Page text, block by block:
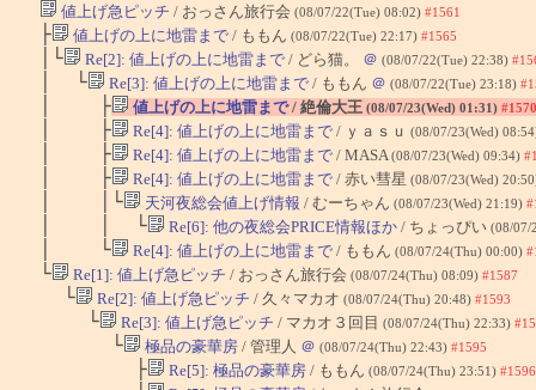
値上げ急ピッチ / おっさん旅行会 (08/07/22(Tue) 08:02) #1561
├ 値上げの上に地雷まで/ ももん (08/07/22(Tue) 22:17) #1565
│└ Re[2]: 値上げの上に地雷まで/ どら猫。 ＠ (08/07/22(Tue) 22:38)
│ └ Re[3]: 値上げの上に地雷まで/ ももん ＠ (08/07/22(Tue) 23:18)
│ ├ 値上げの上に地雷まで/ 絶倫大王 (08/07/23(Wed) 01:31) #1570
│ ├ Re[4]: 値上げの上に地雷まで/ ｙａｓｕ (08/07/23(Wed)
│ ├ Re[4]: 値上げの上に地雷まで/ MASA (08/07/23(Wed) 09:34)
│ ├ Re[4]: 値上げの上に地雷まで/ 赤い彗星 (08/07/23(Wed)
│ │└ 天河夜総会値上げ情報 / むーちゃん (08/07/23(Wed) 21:19)
│ │ └ Re[6]: 他の夜総会PRICE情報ほか/ ちょっぴい (08/07/
│ └ Re[4]: 値上げの上に地雷まで/ ももん (08/07/24(Thu) 00:00)
└ Re[1]: 値上げ急ピッチ / おっさん旅行会 (08/07/24(Thu) 08:09) #1587
└ Re[2]: 値上げ急ピッチ / 久々マカオ (08/07/24(Thu) 20:48) #1593
└ Re[3]: 値上げ急ピッチ / マカオ３回目 (08/07/24(Thu) 22:33)
└ 極品の豪華房/ 管理人 ＠ (08/07/24(Thu) 22:43) #1595
├ Re[5]: 極品の豪華房/ ももん (08/07/24(Thu) 23:51) #1596